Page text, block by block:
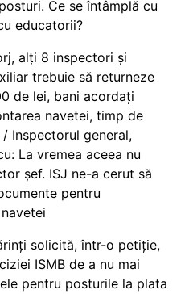
Ce se întâmplă cu
educatorii?
alți 8 inspectori și
trebuie să returneze
de lei, bani acordați
navetei, timp de
Inspectorul general,
La vremea aceea nu
șef. ISJ ne-a cerut să
pentru
solicită, într-o petiție,
ISMB de a nu mai
pentru posturile la plata